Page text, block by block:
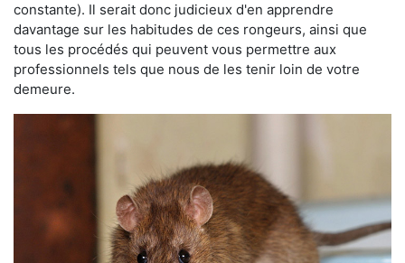
constante). Il serait donc judicieux d'en apprendre
davantage sur les habitudes de ces rongeurs, ainsi que
tous les procédés qui peuvent vous permettre aux
professionnels tels que nous de les tenir loin de votre
demeure.